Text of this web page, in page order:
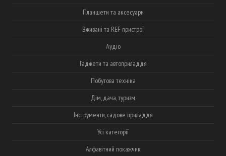
Планшети та аксесуари
Вживані та REF пристрої
Аудіо
Гаджети та автоприладдя
Побутова техніка
Дім, дача, туризм
Інструменти, садове приладдя
Усі категорії
Алфавітний покажчик